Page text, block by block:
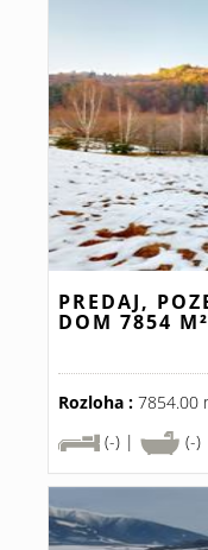
PREDAJ,
DOM 7854
Rozloha : 7854.00
(-) |
(-)